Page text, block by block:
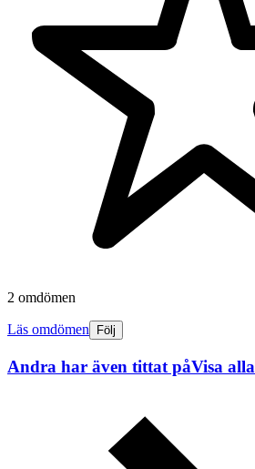
2 omdömen
Läs omdömen Följ
Andra har även tittat påVisa alla